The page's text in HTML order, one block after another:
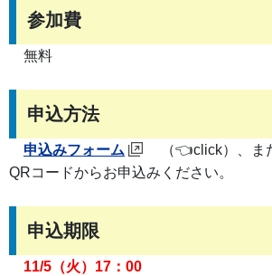
参加費
無料
申込方法
申込みフォーム
（👈click）、
QRコードからお申込みください。
申込期限
11/5（火）17：00